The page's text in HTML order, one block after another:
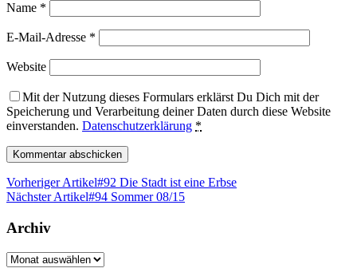
Name *
E-Mail-Adresse *
Website
Mit der Nutzung dieses Formulars erklärst Du Dich mit der
Speicherung und Verarbeitung deiner Daten durch diese Website
einverstanden. Datenschutzerklärung *
Vorheriger Artikel#92 Die Stadt ist eine Erbse
Nächster Artikel#94 Sommer 08/15
Archiv
Archiv